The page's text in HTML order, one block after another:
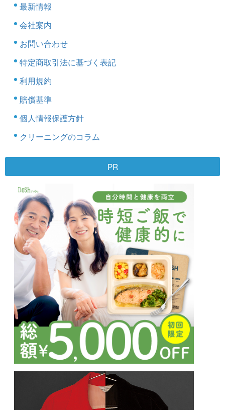
最新情報
会社案内
お問い合わせ
特定商取引法に基づく表記
利用規約
賠償基準
個人情報保護方針
クリーニングのコラム
PR